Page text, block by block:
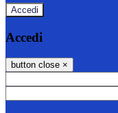
Accedi
Accedi
button close ×